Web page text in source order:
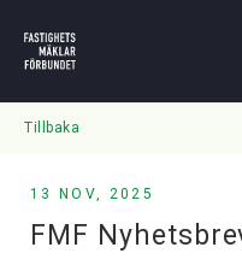
Tillbaka
13 NOV, 2025
FMF